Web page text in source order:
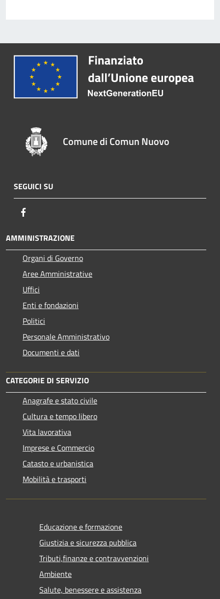
Comune di Comun Nuovo
SEGUICI SU
AMMINISTRAZIONE
Organi di Governo
Aree Amministrative
Uffici
Enti e fondazioni
Politici
Personale Amministrativo
Documenti e dati
CATEGORIE DI SERVIZIO
Anagrafe e stato civile
Cultura e tempo libero
Vita lavorativa
Imprese e Commercio
Catasto e urbanistica
Mobilità e trasporti
Educazione e formazione
Giustizia e sicurezza pubblica
Tributi,finanze e contravvenzioni
Ambiente
Salute, benessere e assistenza